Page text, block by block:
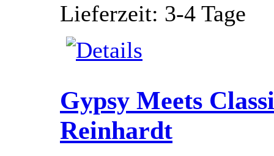
Lieferzeit: 3-4 Tage
Gypsy Meets
Reinhardt